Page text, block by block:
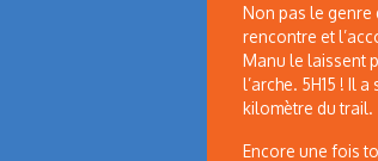
Non pas le genre
rencontre et
Manu le laissent
l’arche. 5H15 ! Il
kilomètre du trail.
Encore une fois